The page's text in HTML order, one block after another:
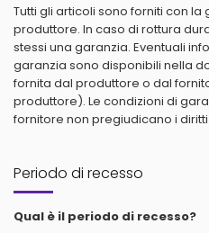
Tutti gli articoli sono forniti con
produttore. In caso di rottura
stessi una garanzia. Eventuali
garanzia sono disponibili nella
fornita dal produttore o dal
produttore). Le condizioni di
fornitore non pregiudicano i
Periodo di recesso
Qual è il periodo di recesso?